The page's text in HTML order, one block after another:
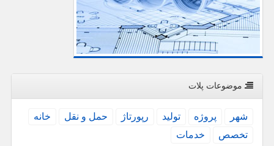
موضوعات پلات
شهر پروژه تولید رپورتاژ حمل و نقل
خانه
تخصص
خدمات